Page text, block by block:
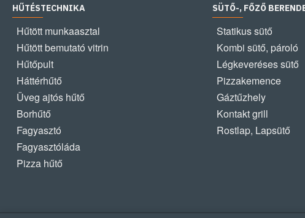
HŰTÉSTECHNIKA
Hűtött munkaasztal
Hűtött bemutató vitrin
Hűtőpult
Háttérhűtő
Üveg ajtós hűtő
Borhűtő
Fagyasztó
Fagyasztóláda
Pizza hűtő
SÜTŐ-, FŐZŐ
Statikus sütő
Kombi sütő, pároló
Légkeveréses sütő
Pizzakemence
Gáztűzhely
Kontakt grill
Rostlap, Lapsütő